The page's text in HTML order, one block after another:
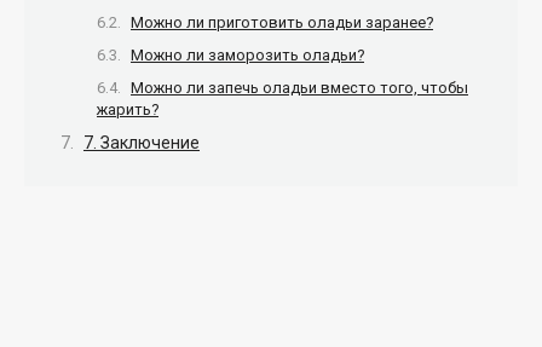
Можно ли приготовить оладьи заранее?
Можно ли заморозить оладьи?
Можно ли запечь оладьи вместо того, чтобы
жарить?
7. Заключение